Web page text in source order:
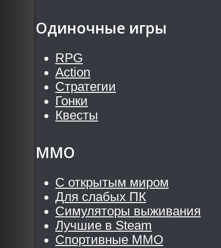
Одиночные игры
RPG
Action
Стратегии
Гонки
Квесты
MMO
С открытым миром
Для слабых ПК
Симуляторы выживания
Лучшие в Steam
Спортивные MMO